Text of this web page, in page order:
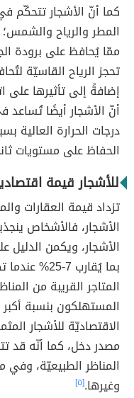
كما أنّ الأشجار تتحكّم
المطر والرياح
ممّا يُحافظ على برودة
تحجز الرياح القاسيّة
إضافةً إلى تأثيرها على
أنّ الأشجار أيضًا
درجات الحرارة العالية
الحفاظ على مستويات
للأشجار قيمة
تزداد قيمة العقارات
الأشجار، فالأشخاص
الأشجار، ويكمن الدليل
بما يُقارب
المتاجر القريبة من
الاقتصاديّة للأشجار
مصدر دخل، كما أنّه قد
المناظر الطبيعيّة، وفي
وغيرها.[٥]